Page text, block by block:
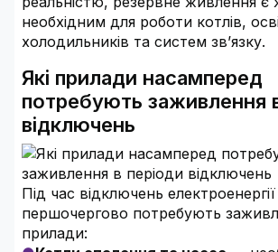
необхідним для роботи котлів,
холодильників та систем зв’язку.
Які прилади насамперед
потребують заживлення
відключень
Під час відключень електроенергії
першочергово потребують
прилади: